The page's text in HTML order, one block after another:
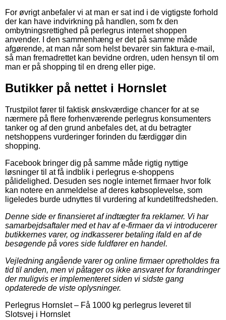
For øvrigt anbefaler vi at man er sat ind i de vigtigste forhold
der kan have indvirkning på handlen, som fx den
ombytningsrettighed på perlegrus internet shoppen
anvender. I den sammenhæng er det på samme måde
afgørende, at man når som helst bevarer sin faktura e-mail,
så man fremadrettet kan bevidne ordren, uden hensyn til om
man er på shopping til en dreng eller pige.
Butikker på nettet i Hornslet
Trustpilot fører til faktisk ønskværdige chancer for at se
nærmere på flere forhenværende perlegrus konsumenters
tanker og af den grund anbefales det, at du betragter
netshoppens vurderinger forinden du færdiggør din
shopping.
Facebook bringer dig på samme måde rigtig nyttige
løsninger til at få indblik i perlegrus e-shoppens
pålidelighed. Desuden ses nogle internet firmaer hvor folk
kan notere en anmeldelse af deres købsoplevelse, som
ligeledes burde udnyttes til vurdering af kundetilfredsheden.
Denne side er finansieret af indtægter fra reklamer. Vi har
samarbejdsaftaler med et hav af e-firmaer da vi introducerer
butikkernes varer, og indkasserer betaling ifald en af de
besøgende på vores side fuldfører en handel.
Vejledning angående varer og online firmaer opretholdes fra
tid til anden, men vi påtager os ikke ansvaret for forandringer
der muligvis er implementeret siden vi sidste gang
opdaterede de viste oplysninger.
Perlegrus Hornslet– Få 1000 kg perlegrus leveret til
Slotsvej i Hornslet